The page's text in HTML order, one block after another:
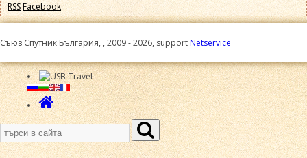
RSSFacebook
Съюз Спутник България, , 2009 - 2026, supportNetservice